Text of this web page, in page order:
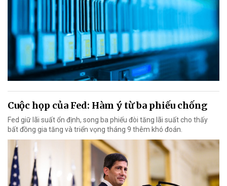
Cuộc họp của Fed: Hàm ý từ ba phiếu chống
Fed giữ lãi suất ổn định, song ba phiếu đòi tăng lãi suất cho thấy
bất đồng gia tăng và triển vọng tháng 9 thêm khó đoán.